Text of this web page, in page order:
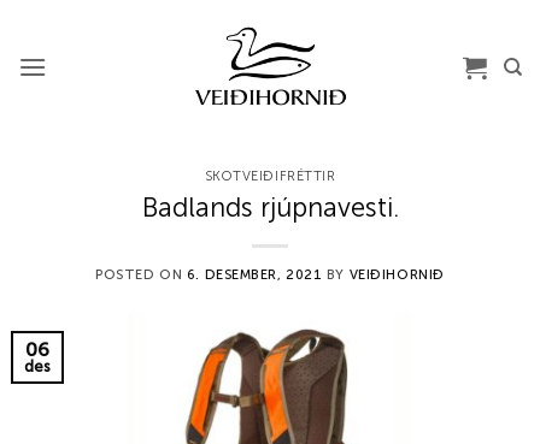
content
SKOTVEIÐIFRÉTTIR
Badlands rjúpnavesti.
POSTED ON 6. DESEMBER, 2021 BY VEIÐIHORNIÐ
06
des